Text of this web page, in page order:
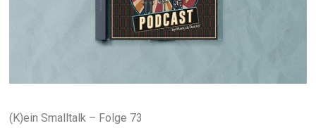
(K)ein Smalltalk – Folge 73